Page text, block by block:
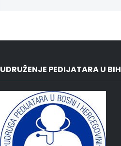
UDRUŽENJE PEDIJATARA U BIH